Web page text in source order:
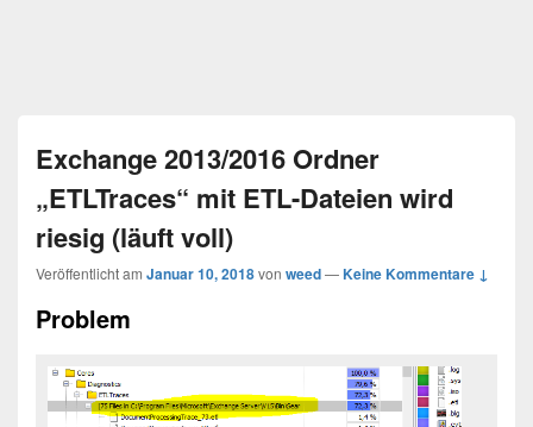
Exchange 2013/2016 Ordner
„ETLTraces“ mit ETL-Dateien wird
riesig (läuft voll)
Veröffentlicht am Januar 10, 2018von weed—Keine Kommentare ↓
Problem